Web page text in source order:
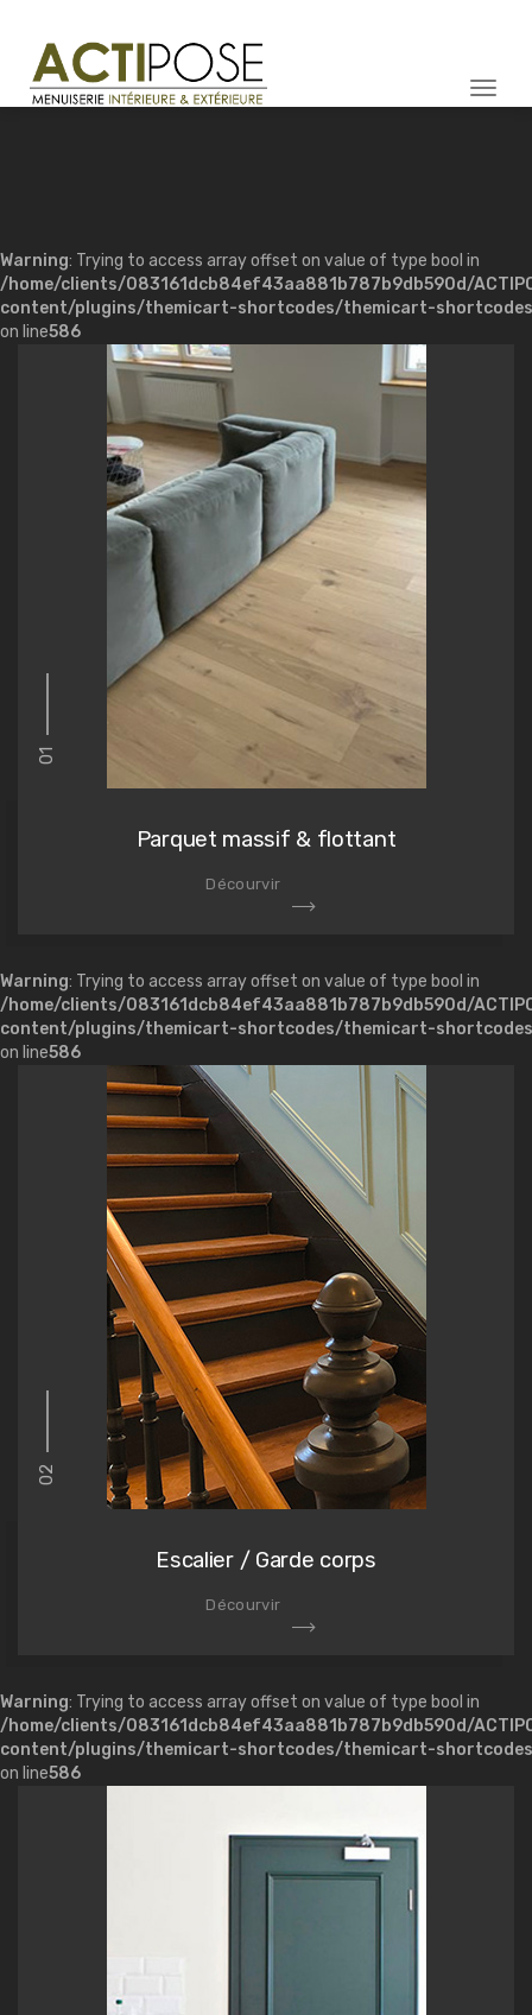
Warning: Trying to access array offset on value of type bool in
/home/clients/083161dcb84ef43aa881b787b9db590d/
content/plugins/themicart-shortcodes/themicart-
on line586
01
Parquet massif & flottant
Décourvir
Warning: Trying to access array offset on value of type bool in
/home/clients/083161dcb84ef43aa881b787b9db590d/
content/plugins/themicart-shortcodes/themicart-
on line586
02
Escalier / Garde corps
Décourvir
Warning: Trying to access array offset on value of type bool in
/home/clients/083161dcb84ef43aa881b787b9db590d/
content/plugins/themicart-shortcodes/themicart-
on line586